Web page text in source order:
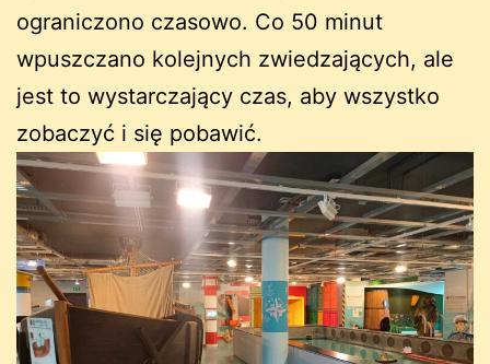
ograniczono czasowo. Co 50 minut
wpuszczano kolejnych zwiedzających, ale
jest to wystarczający czas, aby wszystko
zobaczyć i się pobawić.